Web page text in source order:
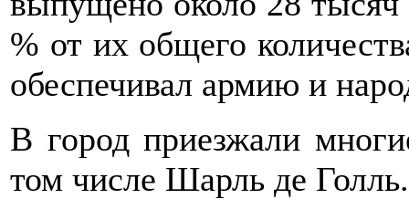
% от их общего
обеспечивал армию и
В город приезжали
том числе Шарль де Голль.